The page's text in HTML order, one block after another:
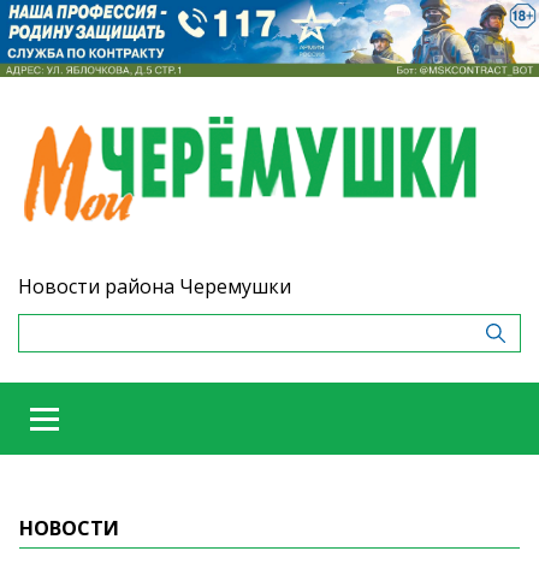
Новости района Черемушки
НОВОСТИ